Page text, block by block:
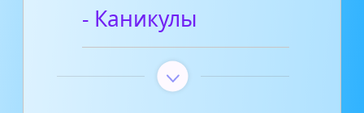
- Каникулы